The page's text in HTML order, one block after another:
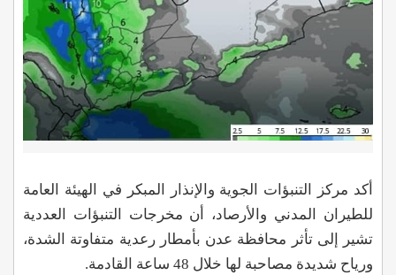
أكد مركز التنبؤات الجوية والإنذار المبكر في الهيئة العامة
للطيران المدني والأرصاد، أن مخرجات التنبؤات العددية
تشير إلى تأثر محافظة عدن بأمطار رعدية متفاوتة الشدة،
ورياح شديدة مصاحبة لها خلال 48 ساعة القادمة.